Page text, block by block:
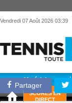
Vendredi 07 Août 2026 03:39
Matériel
SCORES EN
DIRECT
Partager